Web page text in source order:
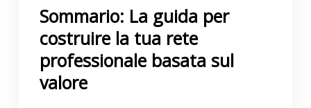
Sommario: La guida per
costruire la tua rete
professionale basata sul
valore